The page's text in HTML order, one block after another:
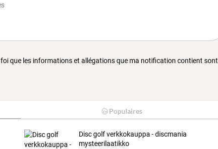
que les informations et allégations que ma notification contient sont
Populaires
Disc golf verkkokauppa - discmania
mysteerilaatikko